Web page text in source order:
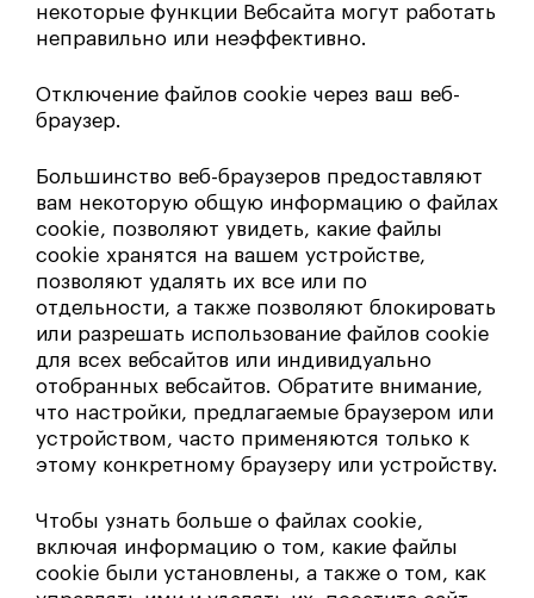
некоторые функции Вебсайта могут работать
неправильно или неэффективно.
Отключение файлов cookie через ваш веб-
браузер.
Большинство веб-браузеров предоставляют
вам некоторую общую информацию о файлах
cookie, позволяют увидеть, какие файлы
cookie хранятся на вашем устройстве,
позволяют удалять их все или по
отдельности, а также позволяют блокировать
или разрешать использование файлов cookie
для всех вебсайтов или индивидуально
отобранных вебсайтов. Обратите внимание,
что настройки, предлагаемые браузером или
устройством, часто применяются только к
этому конкретному браузеру или устройству.
Чтобы узнать больше о файлах cookie,
включая информацию о том, какие файлы
cookie были установлены, а также о том, как